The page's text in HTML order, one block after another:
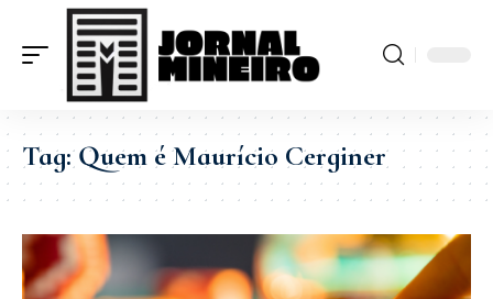
Tag:Quem é Maurício Cerginer